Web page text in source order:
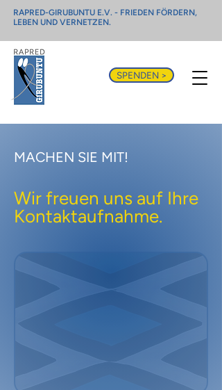
RAPRED-GIRUBUNTU E.V. - FRIEDEN FÖRDERN,
LEBEN UND VERNETZEN.
SPENDEN >
MACHEN SIE MIT!
Wir freuen uns auf Ihre
Kontaktaufnahme.